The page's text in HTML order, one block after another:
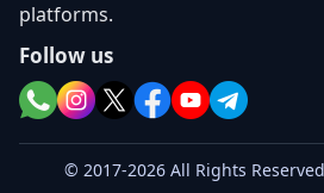
platforms.
Follow us
© 2017-2026 All Rights